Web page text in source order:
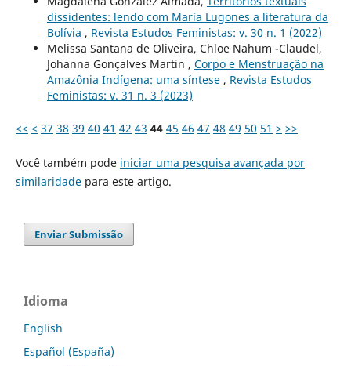
dissidentes: lendo com María Lugones a literatura da
Bolívia , Revista Estudos Feministas: v. 30 n. 1 (2022)
Melissa Santana de Oliveira, Chloe Nahum -Claudel,
Johanna Gonçalves Martin , Corpo e Menstruação na
Amazônia Indígena: uma síntese , Revista Estudos
Feministas: v. 31 n. 3 (2023)
<< < 37 38 39 40 41 42 43 44 45 46 47 48 49 50 51 > >>
Você também pode iniciar uma pesquisa avançada por
similaridadepara este artigo.
Enviar Submissão
Idioma
English
Español (España)